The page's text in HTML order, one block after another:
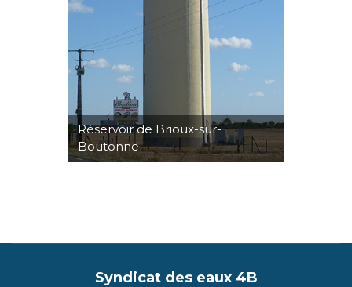
Réservoir de Brioux-sur-
Boutonne
Syndicat des eaux 4B